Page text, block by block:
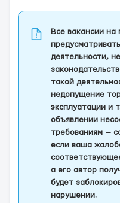
Все вакансии
деятельности,
такой
недопущение
эксплуатации и
объявлении
требованиям —
если ваша
а его автор
будет
нарушении.